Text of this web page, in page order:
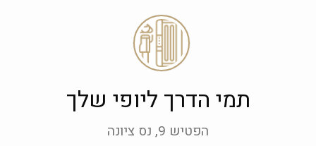
תמי הדרך ליופי שלך
הפטיש 9, נס ציונה